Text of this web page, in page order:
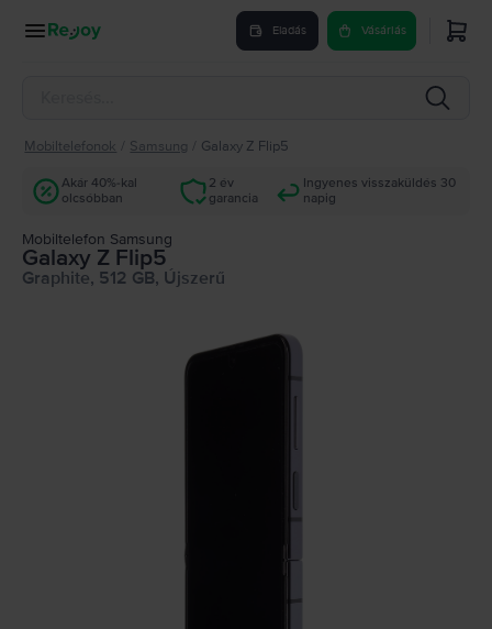
Eladás Vásárlás
Mobiltelefonok Samsung Galaxy Z Flip5
Akár 40%-kal
olcsóbban
2 év
garancia
Ingyenes visszaküldés 30
napig
Mobiltelefon Samsung
Galaxy Z Flip5
Graphite, 512 GB, Újszerű